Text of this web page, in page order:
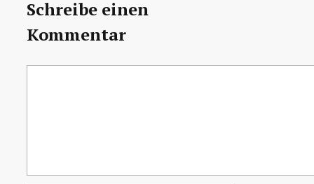
Schreibe einen
Kommentar